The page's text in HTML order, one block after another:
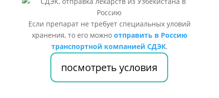
Если препарат не требует специальных уловий
хранения, то его можно отправить в Россию
транспортной компанией СДЭК.
посмотреть условия